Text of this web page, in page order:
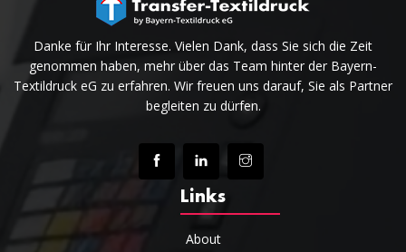
Danke für Ihr Interesse. Vielen Dank, dass Sie sich die Zeit
genommen haben, mehr über das Team hinter der Bayern-
Textildruck eG zu erfahren. Wir freuen uns darauf, Sie als Partner
begleiten zu dürfen.
Links
About